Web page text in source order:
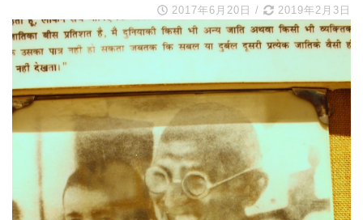
2017年6月20日 / 2019年2月3日